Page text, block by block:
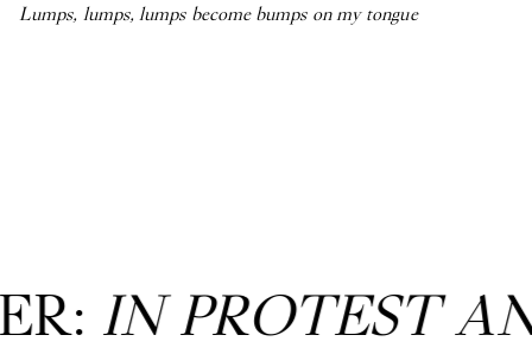
Lumps, lumps, lumps become bumps on my tongue
IN PROTEST